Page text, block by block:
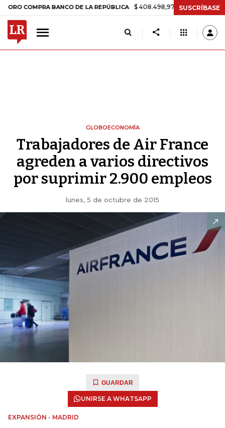
BANCO DE LA REPÚBLICA $ 408.498,97 +$ 8.753,81 +2,19%
SUSCRÍBASE
GLOBOECONOMÍA
Trabajadores de Air France
agreden a varios directivos
por suprimir 2.900 empleos
lunes, 5 de octubre de 2015
GUARDAR
UNIRSE A WHATSAPP
EXPANSIÓN - MADRID